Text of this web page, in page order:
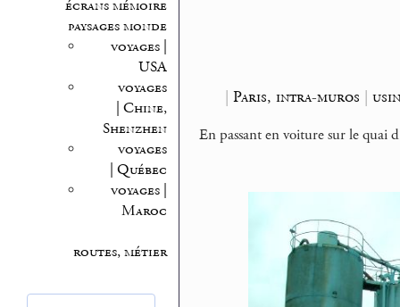
écrans mémoire
paysages monde
voyages |
USA
voyages
| Chine,
Shenzhen
voyages
| Québec
voyages |
Maroc
routes, métier
| Paris, intra-muros |
En passant en voiture sur le quai